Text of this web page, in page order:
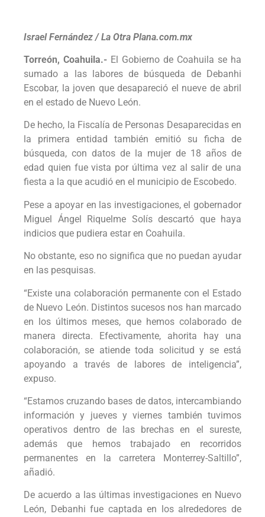
Israel Fernández / La Otra Plana.com.mx
Torreón, Coahuila.- El Gobierno de Coahuila se ha
sumado a las labores de búsqueda de Debanhi
Escobar, la joven que desapareció el nueve de abril
en el estado de Nuevo León.
De hecho, la Fiscalía de Personas Desaparecidas en
la primera entidad también emitió su ficha de
búsqueda, con datos de la mujer de 18 años de
edad quien fue vista por última vez al salir de una
fiesta a la que acudió en el municipio de Escobedo.
Pese a apoyar en las investigaciones, el gobernador
Miguel Ángel Riquelme Solís descartó que haya
indicios que pudiera estar en Coahuila.
No obstante, eso no significa que no puedan ayudar
en las pesquisas.
“Existe una colaboración permanente con el Estado
de Nuevo León. Distintos sucesos nos han marcado
en los últimos meses, que hemos colaborado de
manera directa. Efectivamente, ahorita hay una
colaboración, se atiende toda solicitud y se está
apoyando a través de labores de inteligencia”,
expuso.
“Estamos cruzando bases de datos, intercambiando
información y jueves y viernes también tuvimos
operativos dentro de las brechas en el sureste,
además que hemos trabajado en recorridos
permanentes en la carretera Monterrey-Saltillo”,
añadió.
De acuerdo a las últimas investigaciones en Nuevo
León, Debanhi fue captada en los alrededores de